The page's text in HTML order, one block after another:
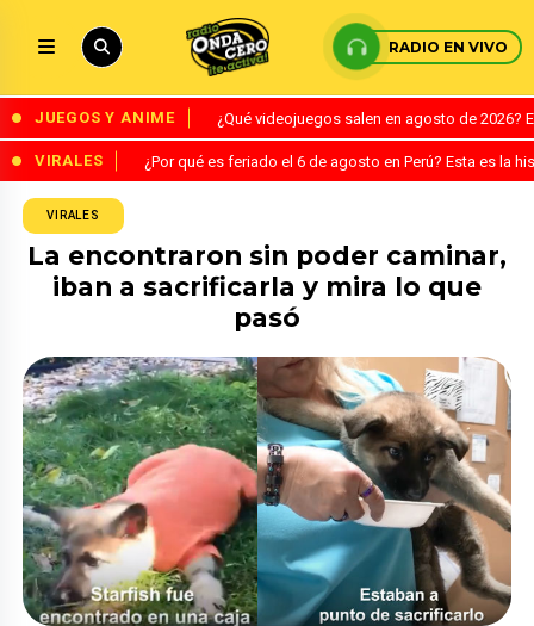
RADIO EN VIVO
JUEGOS Y ANIME ¿Qué videojuegos salen en agosto de
VIRALES ¿Por qué es feriado el 6 de agosto en Perú? Esta es la
VIRALES
La encontraron sin poder caminar,
iban a sacrificarla y mira lo que
pasó